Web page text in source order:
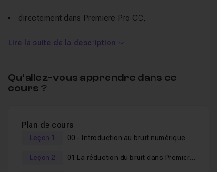
directement dans Premiere Pro CC,
grâce au Dynamic Link.
arriverons à
réduire ce bruitavec des notions comme :
Appliquer des effets dans Premiere et dans After
Utilisation des masques afin de cibler des zones
Lire la suite de la description
Qu’allez-vous apprendre dans ce
cours ?
Plan de cours
Leçon 1 00 - Introduction au bruit numérique
Leçon 2 01 La réduction du bruit dans Premiere Pro